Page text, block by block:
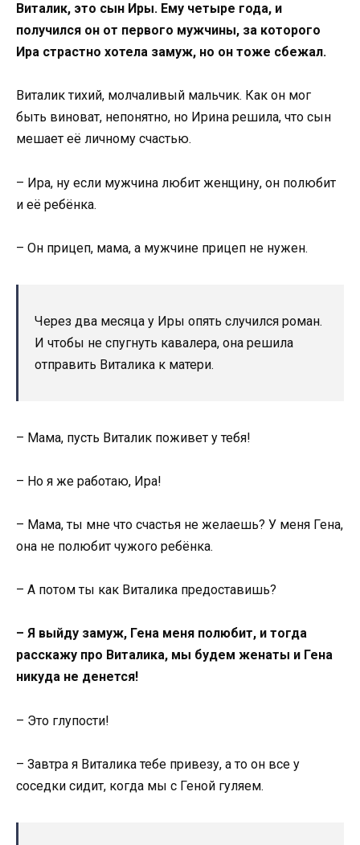
Виталик, это сын Иры. Ему четыре года, и
получился он от первого мужчины, за которого
Ира страстно хотела замуж, но он тоже сбежал.
Виталик тихий, молчаливый мальчик. Как он мог
быть виноват, непонятно, но Ирина решила, что сын
мешает её личному счастью.
– Ира, ну если мужчина любит женщину, он полюбит
и её ребёнка.
– Он прицеп, мама, а мужчине прицеп не нужен.
Через два месяца у Иры опять случился роман.
И чтобы не спугнуть кавалера, она решила
отправить Виталика к матери.
– Мама, пусть Виталик поживет у тебя!
– Но я же работаю, Ира!
– Мама, ты мне что счастья не желаешь? У меня Гена,
она не полюбит чужого ребёнка.
– А потом ты как Виталика предоставишь?
– Я выйду замуж, Гена меня полюбит, и тогда
расскажу про Виталика, мы будем женаты и Гена
никуда не денется!
– Это глупости!
– Завтра я Виталика тебе привезу, а то он все у
соседки сидит, когда мы с Геной гуляем.